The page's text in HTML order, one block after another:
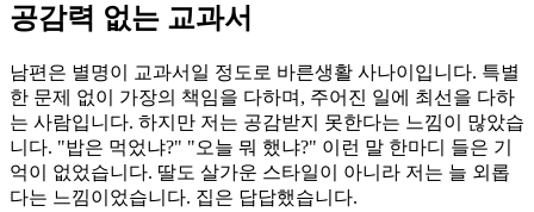
공감력 없는 교과서
남편은 별명이 교과서일 정도로 바른생활 사나이입니다. 특별
한 문제 없이 가장의 책임을 다하며, 주어진 일에 최선을 다하
는 사람입니다. 하지만 저는 공감받지 못한다는 느낌이 많았습
니다. "밥은 먹었냐?" "오늘 뭐 했냐?" 이런 말 한마디 들은 기
억이 없었습니다. 딸도 살가운 스타일이 아니라 저는 늘 외롭
다는 느낌이었습니다. 집은 답답했습니다.